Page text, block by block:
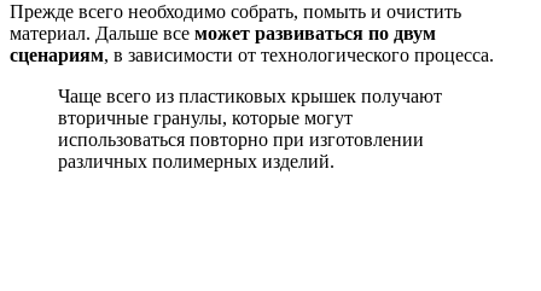
Прежде всего необходимо собрать, помыть и очистить
материал. Дальше все может развиваться по двум
сценариям, в зависимости от технологического процесса.
Чаще всего из пластиковых крышек получают
вторичные гранулы, которые могут
использоваться повторно при изготовлении
различных полимерных изделий.